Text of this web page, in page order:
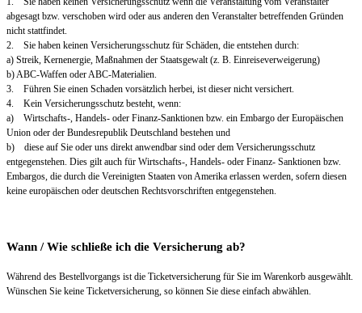
abgesagt bzw. verschoben wird oder aus anderen den Veranstalter betreffenden Gründen
nicht stattfindet.
2. Sie haben keinen Versicherungsschutz für Schäden, die entstehen durch:
a) Streik, Kernenergie, Maßnahmen der Staatsgewalt (z. B. Einreiseverweigerung)
b) ABC-Waffen oder ABC-Materialien.
3. Führen Sie einen Schaden vorsätzlich herbei, ist dieser nicht versichert.
4. Kein Versicherungsschutz besteht, wenn:
a) Wirtschafts-, Handels- oder Finanz-Sanktionen bzw. ein Embargo der Europäischen
Union oder der Bundesrepublik Deutschland bestehen und
b) diese auf Sie oder uns direkt anwendbar sind oder dem Versicherungsschutz
entgegenstehen. Dies gilt auch für Wirtschafts-, Handels- oder Finanz- Sanktionen bzw.
Embargos, die durch die Vereinigten Staaten von Amerika erlassen werden, sofern diesen
keine europäischen oder deutschen Rechtsvorschriften entgegenstehen.
Wann / Wie schließe ich die Versicherung ab?
Während des Bestellvorgangs ist die Ticketversicherung für Sie im Warenkorb ausgewählt.
Wünschen Sie keine Ticketversicherung, so können Sie diese einfach abwählen.